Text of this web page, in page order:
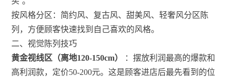
按风格分区：简约风、复古风、甜美风、轻奢风分区陈
列，方便顾客快速找到自己喜欢的风格。
二、视觉陈列技巧
黄金视线区（离地120-150cm）
：摆放利润最高的爆款和
高利润款，定价50-200元。这是顾客进店后最先看到的位